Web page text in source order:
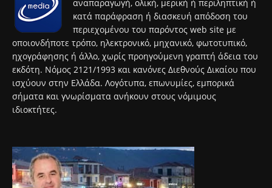
αναπαραγωγή, ολική, μερική ή περιληπτική ή
κατά παράφραση ή διασκευή απόδοση του
περιεχομένου του παρόντος web site με
οποιονδήποτε τρόπο, ηλεκτρονικό, μηχανικό, φωτοτυπικό,
ηχογράφησης ή άλλο, χωρίς προηγούμενη γραπτή άδεια του
εκδότη. Νόμος 2121/1993 και κανόνες Διεθνούς Δικαίου που
ισχύουν στην Ελλάδα. Λογότυπα, επωνυμίες, εμπορικά
σήματα και γνωρίσματα ανήκουν στους νόμιμους
ιδιοκτήτες.